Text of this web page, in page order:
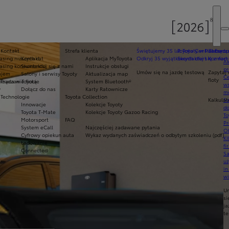
Świętujemy 35 lat Toyoty w Polsce
Odkryj 35 wyjątkowych ofert
Umów się na jazdę testową
Kontakt
Kontakt
Skontaktuj się z nami
Salony i serwisy Toyoty
Praca w Toyocie
Dołącz do nas
Technologie
Innowacje
Toyota T-Mate
Motorsport
System eCall
Cyfrowy opiekun auta
Ładowanie
Connected
Toyota Central
Skontaktuj się z
niższych rat
konsumencki
flotą
Komfort
Zapytaj
floty
Strefa klienta
Aplikacja MyToyota
Instrukcje obsługi
Aktualizacja map
System Bluetooth®
Karty Ratownicze
Toyota Collection
Kolekcje Toyoty
Kolekcje Toyoty Gazoo Racing
FAQ
Najczęściej zadawane pytania
Wykaz wydanych zaświadczeń o odbytym szkoleniu (pdf)